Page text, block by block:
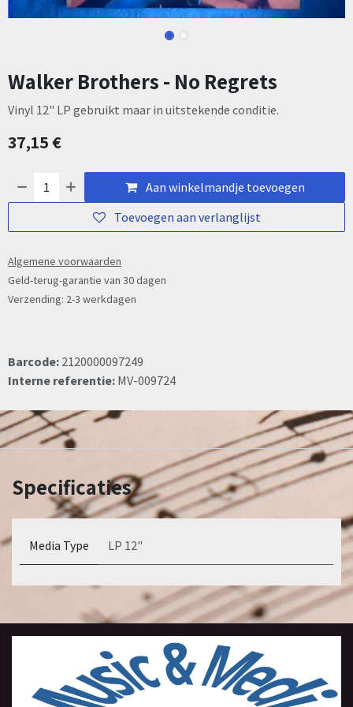
Walker Brothers - No Regrets
Vinyl 12" LP gebruikt maar in uitstekende conditie.
37,15€
Aan winkelmandje toevoegen
Toevoegen aan verlanglijst
Algemene voorwaarden
Geld-terug-garantie van 30 dagen
Verzending: 2-3 werkdagen
Barcode: 2120000097249
Interne referentie: MV-009724
Specificaties
Media Type LP 12"